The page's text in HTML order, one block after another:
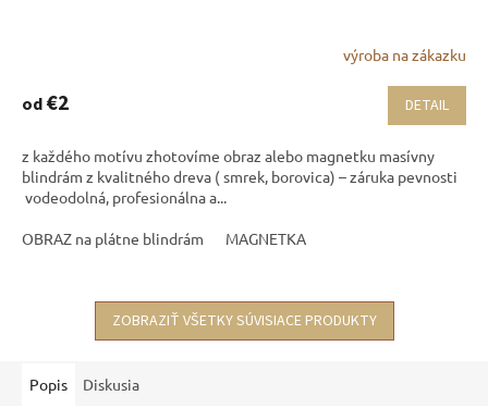
výroba na zákazku
od€2 DETAIL
z každého motívu zhotovíme obraz alebo magnetku masívny
blindrám z kvalitného dreva ( smrek, borovica) – záruka pevnosti
vodeodolná, profesionálna a...
OBRAZ na plátne blindrám MAGNETKA
ZOBRAZIŤ VŠETKY SÚVISIACE PRODUKTY
Popis Diskusia